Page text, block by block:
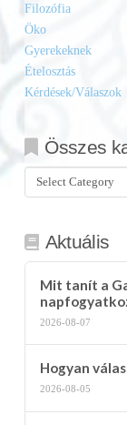
Filozófia
Öko
Gyerekeknek
Ételosztás
Kérdések/Válaszok
Összes
Összes
kategória
Aktuális
Mit tanít a
2026-08-07
Hogyan
2026-08-05